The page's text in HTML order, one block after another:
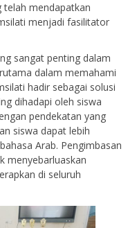
telah mendapatkan
menjadi fasilitator
sangat penting dalam
dalam memahami
hadir sebagai solusi
dihadapi oleh siswa
pendekatan yang
siswa dapat lebih
Arab. Pengimbasan
menyebarluaskan
di seluruh